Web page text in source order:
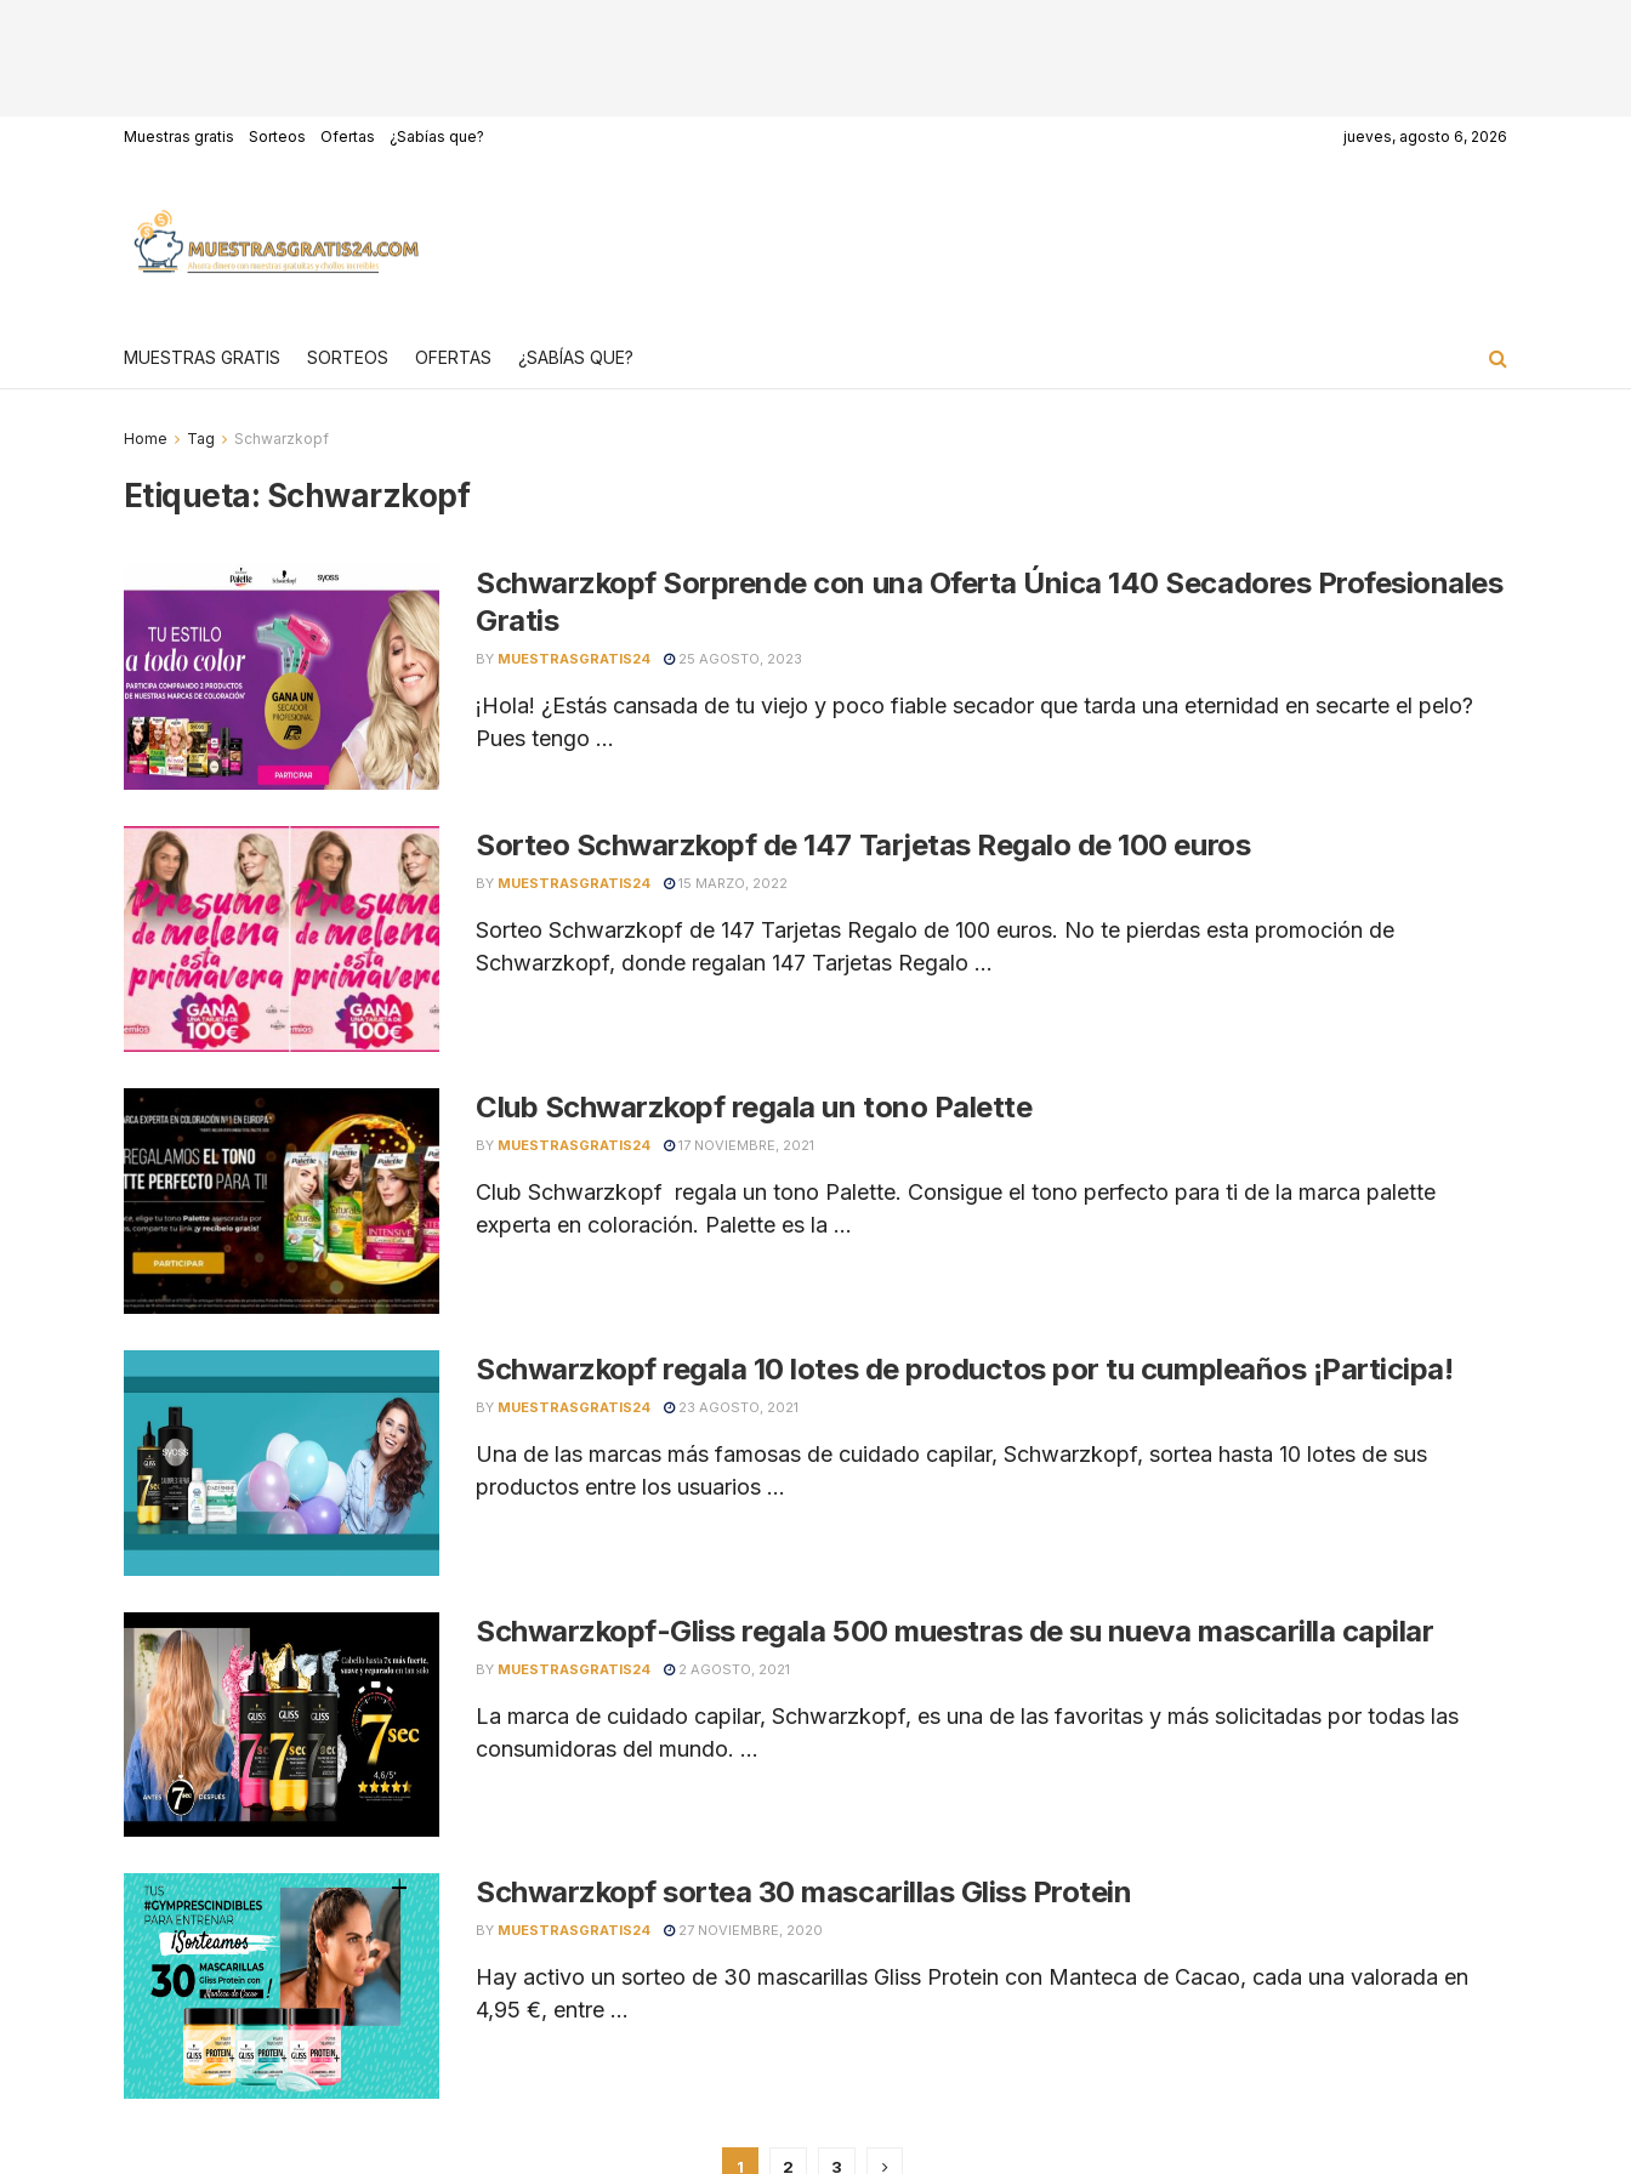
Muestras gratis Sorteos Ofertas ¿Sabías que? jueves, agosto 6, 2026
MUESTRAS GRATIS SORTEOS OFERTAS ¿SABÍAS QUE?
Home Tag Schwarzkopf
Etiqueta: Schwarzkopf
Schwarzkopf Sorprende con una Oferta Única 140 Secadores Profesionales
Gratis
BY MUESTRASGRATIS24 25 AGOSTO, 2023
¡Hola! ¿Estás cansada de tu viejo y poco fiable secador que tarda una eternidad en secarte el pelo?
Pues tengo ...
Sorteo Schwarzkopf de 147 Tarjetas Regalo de 100 euros
BY MUESTRASGRATIS24 15 MARZO, 2022
Sorteo Schwarzkopf de 147 Tarjetas Regalo de 100 euros. No te pierdas esta promoción de
Schwarzkopf, donde regalan 147 Tarjetas Regalo ...
Club Schwarzkopf regala un tono Palette
BY MUESTRASGRATIS24 17 NOVIEMBRE, 2021
Club Schwarzkopf regala un tono Palette. Consigue el tono perfecto para ti de la marca palette
experta en coloración. Palette es la ...
Schwarzkopf regala 10 lotes de productos por tu cumpleaños ¡Participa!
BY MUESTRASGRATIS24 23 AGOSTO, 2021
Una de las marcas más famosas de cuidado capilar, Schwarzkopf, sortea hasta 10 lotes de sus
productos entre los usuarios ...
Schwarzkopf-Gliss regala 500 muestras de su nueva mascarilla capilar
BY MUESTRASGRATIS24 2 AGOSTO, 2021
La marca de cuidado capilar, Schwarzkopf, es una de las favoritas y más solicitadas por todas las
consumidoras del mundo. ...
Schwarzkopf sortea 30 mascarillas Gliss Protein
BY MUESTRASGRATIS24 27 NOVIEMBRE, 2020
Hay activo un sorteo de 30 mascarillas Gliss Protein con Manteca de Cacao, cada una valorada en
4,95 €, entre ...
1 2 3